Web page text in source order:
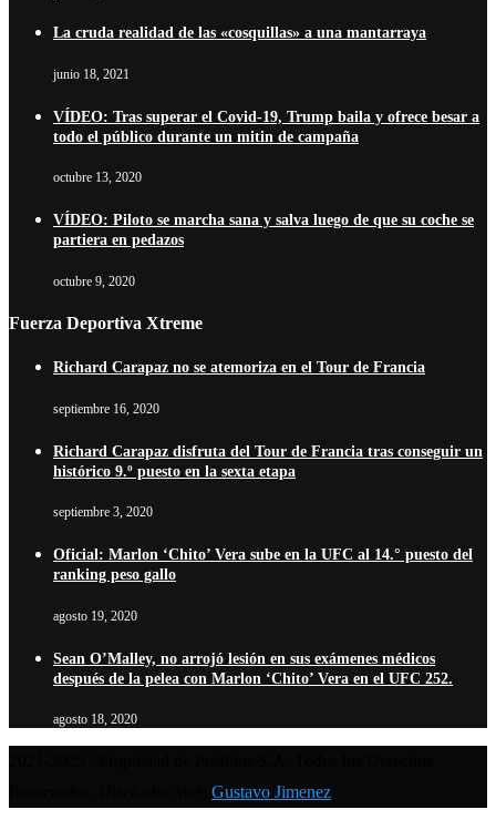
La cruda realidad de las «cosquillas» a una mantarraya
junio 18, 2021
VÍDEO: Tras superar el Covid-19, Trump baila y ofrece besar a
todo el público durante un mitin de campaña
octubre 13, 2020
VÍDEO: Piloto se marcha sana y salva luego de que su coche se
partiera en pedazos
octubre 9, 2020
Fuerza Deportiva Xtreme
Richard Carapaz no se atemoriza en el Tour de Francia
septiembre 16, 2020
Richard Carapaz disfruta del Tour de Francia tras conseguir un
histórico 9.º puesto en la sexta etapa
septiembre 3, 2020
Oficial: Marlon ‘Chito’ Vera sube en la UFC al 14.° puesto del
ranking peso gallo
agosto 19, 2020
Sean O’Malley, no arrojó lesión en sus exámenes médicos
después de la pelea con Marlon ‘Chito’ Vera en el UFC 252.
agosto 18, 2020
Gustavo Jimenez